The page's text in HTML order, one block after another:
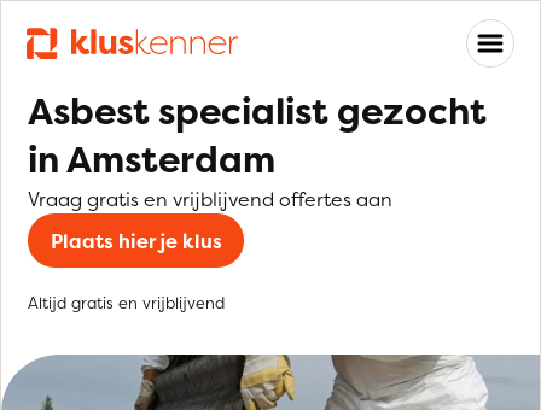
Asbest specialist gezocht
in Amsterdam
Vraag gratis en vrijblijvend offertes aan
Plaats hier je klus
Altijd gratis en vrijblijvend